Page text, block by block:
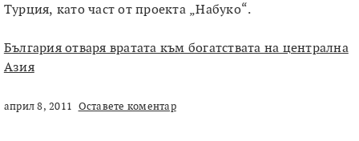
Турция, като част от проекта „Набуко“.
България отваря вратата към богатствата на централна
Азия
април 8, 2011 Оставете коментар